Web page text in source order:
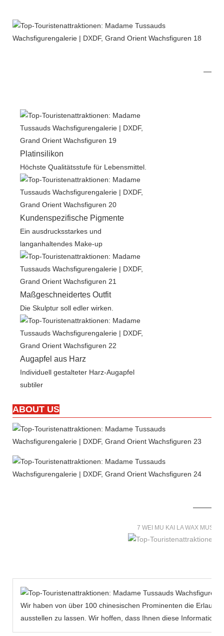
Platinsilikon
Höchste Qualitätsstufe für Lebensmittel.
Kundenspezifische Pigmente
Ein ausdrucksstarkes und
langanhaltendes Make-up
Maßgeschneidertes Outfit
Die Skulptur soll edler wirken.
Augapfel aus Harz
Individuell gestalteter Harz-Augapfel
subtiler
ABOUT US
7 WEI MU KAI LA WAX
Wir haben von über 100 chinesischen Prominenten die
ausstellen zu lassen. Wir hoffen, dass Ihnen diese Information